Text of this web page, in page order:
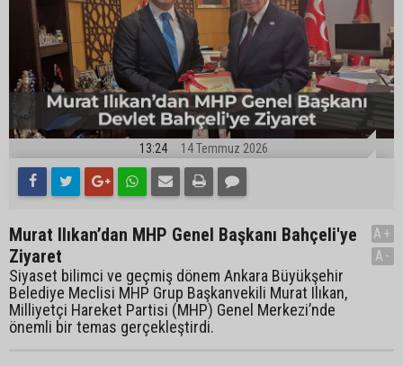
13:24 14 Temmuz 2026
Murat Ilıkan’dan MHP Genel Başkanı Bahçeli'ye
Ziyaret
Siyaset bilimci ve geçmiş dönem Ankara Büyükşehir
Belediye Meclisi MHP Grup Başkanvekili Murat Ilıkan,
Milliyetçi Hareket Partisi (MHP) Genel Merkezi’nde
önemli bir temas gerçekleştirdi.
A+
A-